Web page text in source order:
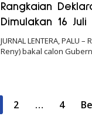
Rangkaian
Dimulakan 16 Juli
JURNAL LENTERA, PALU
Reny) bakal calon
2 … 4